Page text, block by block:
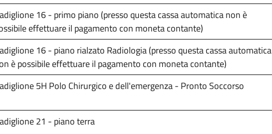
16 - primo piano (presso questa cassa automatica non è
effettuare il pagamento con moneta contante)
16 - piano rialzato Radiologia (presso questa cassa automatica
è possibile effettuare il pagamento con moneta contante)
5H Polo Chirurgico e dell'emergenza - Pronto Soccorso
21 - piano terra